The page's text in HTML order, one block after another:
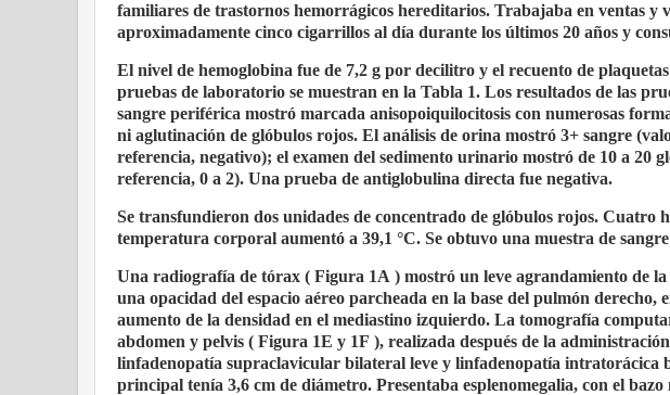
familiares de trastornos hemorrágicos hereditarios. Trabajaba en ventas
aproximadamente cinco cigarrillos al día durante los últimos 20 años y
El nivel de hemoglobina fue de 7,2 g por decilitro y el recuento de
pruebas de laboratorio se muestran en la Tabla 1. Los resultados de las
sangre periférica mostró marcada anisopoiquilocitosis con numerosas
ni aglutinación de glóbulos rojos. El análisis de orina mostró 3+ sangre
referencia, negativo); el examen del sedimento urinario mostró de 10 a 20
referencia, 0 a 2). Una prueba de antiglobulina directa fue negativa.
Se transfundieron dos unidades de concentrado de glóbulos rojos. Cuatro
temperatura corporal aumentó a 39,1 °C. Se obtuvo una muestra de
Una radiografía de tórax ( Figura 1A ) mostró un leve agrandamiento de
una opacidad del espacio aéreo parcheada en la base del pulmón
aumento de la densidad en el mediastino izquierdo. La tomografía
abdomen y pelvis ( Figura 1E y 1F ), realizada después de la
linfadenopatía supraclavicular bilateral leve y linfadenopatía intratorácica
principal tenía 3,6 cm de diámetro. Presentaba esplenomegalia, con el